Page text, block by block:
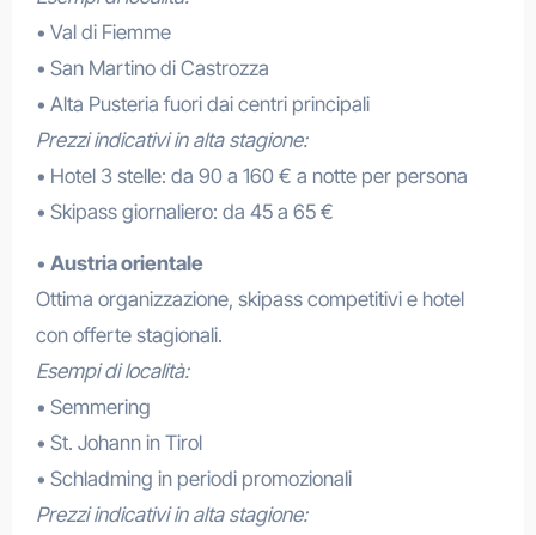
• Val di Fiemme
• San Martino di Castrozza
• Alta Pusteria fuori dai centri principali
Prezzi indicativi in alta stagione:
• Hotel 3 stelle: da 90 a 160 € a notte per persona
• Skipass giornaliero: da 45 a 65 €
• Austria orientale
Ottima organizzazione, skipass competitivi e hotel
con offerte stagionali.
Esempi di località:
• Semmering
• St. Johann in Tirol
• Schladming in periodi promozionali
Prezzi indicativi in alta stagione: